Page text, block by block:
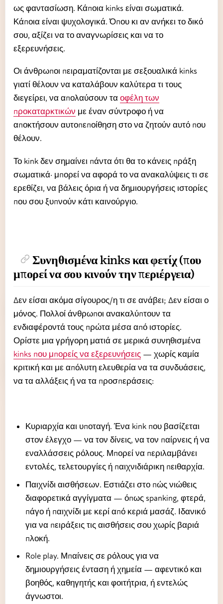
ως φαντασίωση. Κάποια kinks είναι σωματικά.
Κάποια είναι ψυχολογικά. Όπου κι αν ανήκει το δικό
σου, αξίζει να το αναγνωρίσεις και να το
εξερευνήσεις.
Οι άνθρωποι πειραματίζονται με σεξουαλικά kinks
γιατί θέλουν να καταλάβουν καλύτερα τι τους
διεγείρει, να απολαύσουν τα οφέλη των
προκαταρκτικών με έναν σύντροφο ή να
αποκτήσουν αυτοπεποίθηση στο να ζητούν αυτό που
θέλουν.
Το kink δεν σημαίνει πάντα ότι θα το κάνεις πράξη
σωματικά· μπορεί να αφορά το να ανακαλύψεις τι σε
ερεθίζει, να βάλεις όρια ή να δημιουργήσεις ιστορίες
που σου ξυπνούν κάτι καινούργιο.
Συνηθισμένα kinks και φετίχ (που
μπορεί να σου κινούν την περιέργεια)
Δεν είσαι ακόμα σίγουρος/η τι σε ανάβει; Δεν είσαι ο
μόνος. Πολλοί άνθρωποι ανακαλύπτουν τα
ενδιαφέροντά τους πρώτα μέσα από ιστορίες.
Ορίστε μια γρήγορη ματιά σε μερικά συνηθισμένα
kinks που μπορείς να εξερευνήσεις — χωρίς καμία
κριτική και με απόλυτη ελευθερία να τα συνδυάσεις,
να τα αλλάξεις ή να τα προσπεράσεις:
Κυριαρχία και υποταγή. Ένα kink που βασίζεται
στον έλεγχο — να τον δίνεις, να τον παίρνεις ή να
εναλλάσσεις ρόλους. Μπορεί να περιλαμβάνει
εντολές, τελετουργίες ή παιχνιδιάρικη πειθαρχία.
Παιχνίδι αισθήσεων. Εστιάζει στο πώς νιώθεις
διαφορετικά αγγίγματα — όπως spanking, φτερά,
πάγο ή παιχνίδι με κερί από κεριά μασάζ. Ιδανικό
για να πειράξεις τις αισθήσεις σου χωρίς βαριά
πλοκή.
Role play. Μπαίνεις σε ρόλους για να
δημιουργήσεις ένταση ή χημεία — αφεντικό και
βοηθός, καθηγητής και φοιτήτρια, ή εντελώς
άγνωστοι.